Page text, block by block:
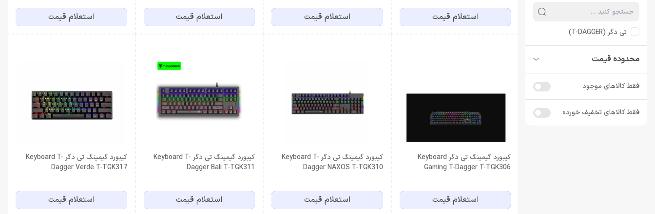
تی دگر (T-DAGGER)
محدوده قیمت
فقط کالاهای موجود
فقط کالاهای تخفیف خورده
استعلام قیمت استعلام قیمت استعلام قیمت استعلام قیمت
کیبورد گیمینگ تی دگر Keyboard
Gaming T-Dagger T-TGK306
استعلام قیمت
کیبورد گیمینگ تی دگر Keyboard T-
Dagger NAXOS T-TGK310
استعلام قیمت
کیبورد گیمینگ تی دگر Keyboard T-
Dagger Bali T-TGK311
استعلام قیمت
کیبورد گیمینگ تی دگر Keyboard T-
Dagger Verde T-TGK317
استعلام قیمت